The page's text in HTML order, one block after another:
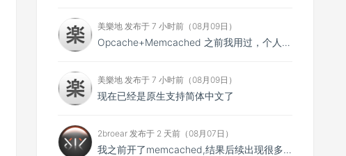
美樂地 发布于 7 小时前（08月09日）
Opcache+Memcached 之前我用过，个人感觉效果不如 Opcache+Redis
美樂地 发布于 7 小时前（08月09日）
现在已经是原生支持简体中文了
2broear 发布于 2 天前（08月07日）
我之前开了memcached,结果后续出现很多问题找不到原因,结果发现是缓存😂..